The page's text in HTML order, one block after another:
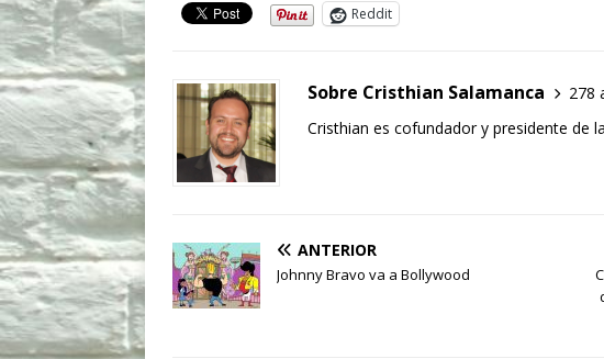
Reddit
Sobre Cristhian Salamanca
278
Cristhian es cofundador y presidente de
ANTERIOR
Johnny Bravo va a Bollywood